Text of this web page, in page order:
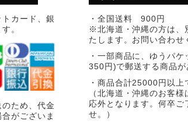
トカード、銀
。
ため、代金
がございま
・全国送料 900円
※北海道・沖縄の方は、
たします。お問い合わせ
・一部商品に、ゆうパ
350円)で郵送する商品が
・商品合計25000円以上
（北海道・沖縄のお客
応外となります。何卒ご
せ。）